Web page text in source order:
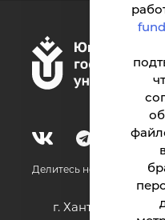
Делитесь новостями об
г. Ханты-